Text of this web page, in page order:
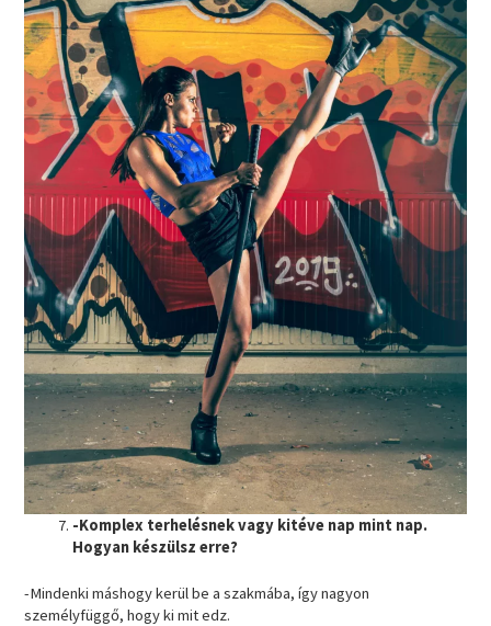
-Komplex terhelésnek vagy kitéve nap mint nap.
Hogyan készülsz erre?
-Mindenki máshogy kerül be a szakmába, így nagyon
személyfüggő, hogy ki mit edz.